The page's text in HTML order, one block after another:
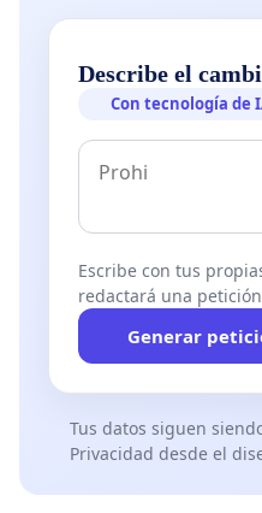
Describe el
Con tecnología de
Escribe con tus
redactará una
Generar
Tus datos siguen
Privacidad desde el